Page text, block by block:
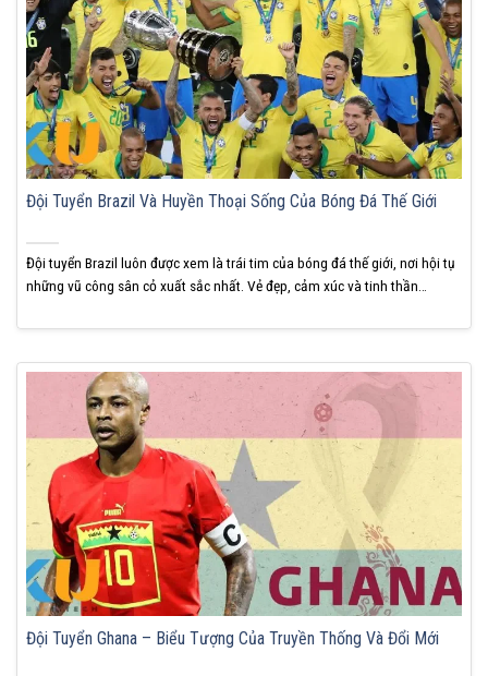
Đội Tuyển Brazil Và Huyền Thoại Sống Của Bóng Đá Thế Giới
Đội tuyển Brazil luôn được xem là trái tim của bóng đá thế giới, nơi hội tụ
những vũ công sân cỏ xuất sắc nhất. Vẻ đẹp, cảm xúc và tinh thần
phá huyền thoại bóng đá toàn cầu này. Đội tuyển...
Đội Tuyển Ghana – Biểu Tượng Của Truyền Thống Và Đổi Mới